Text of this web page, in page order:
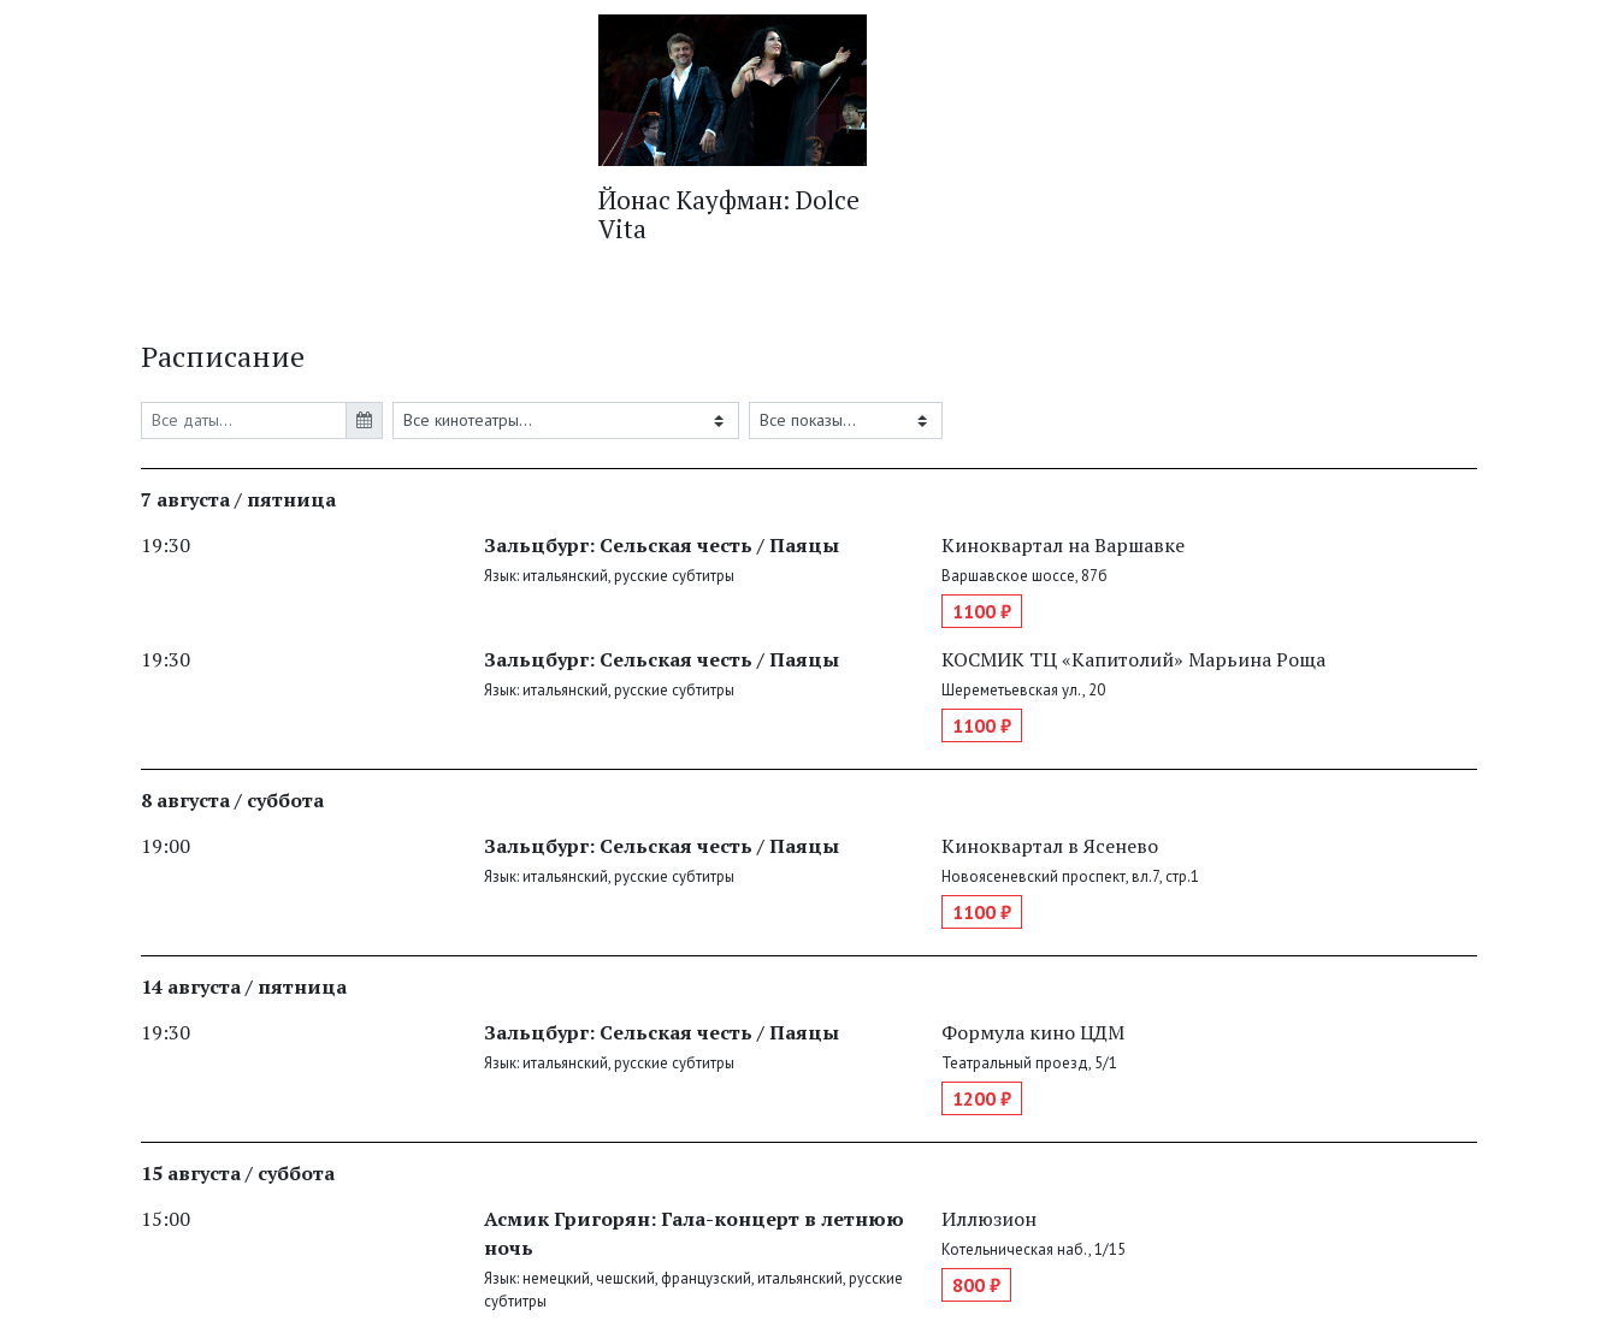
Йонас Кауфман: Dolce
Vita
Расписание
7 августа / пятница
19:30
Зальцбург: Сельская честь / Паяцы
Язык: итальянский, русские субтитры
Киноквартал на Варшавке
Варшавское шоссе, 87б
1100 ₽
19:30 Зальцбург: Сельская честь / Паяцы
Язык: итальянский, русские субтитры
КОСМИК ТЦ «Капитолий» Марьина Роща
Шереметьевская ул., 20
1100 ₽
8 августа / суббота
19:00
Зальцбург: Сельская честь / Паяцы
Язык: итальянский, русские субтитры
Киноквартал в Ясенево
Новоясеневский проспект, вл.7, стр.1
1100 ₽
14 августа / пятница
19:30
Зальцбург: Сельская честь / Паяцы
Язык: итальянский, русские субтитры
Формула кино ЦДМ
Театральный проезд, 5/1
1200 ₽
15 августа / суббота
15:00
Асмик Григорян: Гала-концерт в летнюю
ночь
Язык: немецкий, чешский, французский, итальянский, русские
субтитры
Иллюзион
Котельническая наб., 1/15
800 ₽